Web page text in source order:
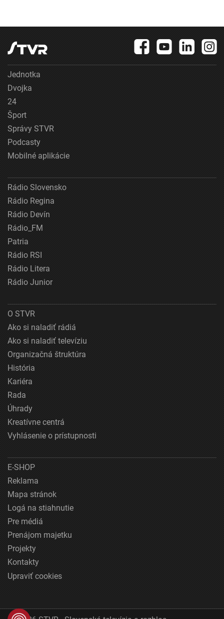
Jednotka
Dvojka
24
Šport
Správy STVR
Podcasty
Mobilné aplikácie
Rádio Slovensko
Rádio Regina
Rádio Devín
Rádio_FM
Patria
Rádio RSI
Rádio Litera
Rádio Junior
O STVR
Ako si naladiť rádiá
Ako si naladiť televíziu
Organizačná štruktúra
História
Kariéra
Rada
Úhrady
Kreatívne centrá
Vyhlásenie o prístupnosti
E-SHOP
Reklama
Mapa stránok
Logá na stiahnutie
Pre médiá
Prenájom majetku
Projekty
Kontakty
Upraviť cookies